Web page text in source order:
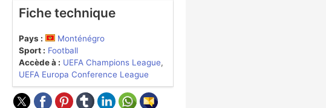
Fiche technique
Pays :
Monténégro
Sport : Football
Accède à : UEFA Champions League,
UEFA Europa Conference League